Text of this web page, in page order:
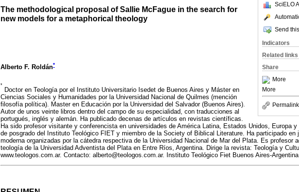
SciELO
Send
Indicators
Related links
Share
More
More
Permalink
The methodological proposal of Sallie McFague in the search for
new models for a metaphorical theology
Alberto F. Roldán*
*
Doctor en Teología por el Instituto Universitario Isedet de Buenos Aires y Máster en
Ciencias Sociales y Humanidades por la Universidad Nacional de Quilmes (mención
filosofía política). Master en Educación por la Universidad del Salvador (Buenos Aires).
Autor de unos veinte libros dentro del campo de su especialidad, con traducciones al
portugués, inglés y alemán. Ha publicado decenas de artículos en revistas científicas.
Ha sido profesor visitante y conferencista en universidades de América Latina, Estados Unidos, Europa y
de posgrado del Instituto Teológico FIET y miembro de la Society of Biblical Literature. Ha participado en
moderna organizadas por la cátedra respectiva de la Universidad Nacional de Mar del Plata. Es profesor
teología de la Universidad Adventista del Plata en Entre Ríos, Argentina. Dirige la revista: Teología y
www.teologos.com.ar. Contacto: alberto@teologos.com.ar. Instituto Teológico Fiet Buenos Aires-Argentina